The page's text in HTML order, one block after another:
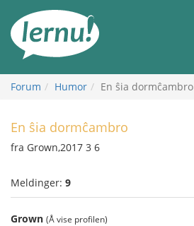
innholdet
Forum Humor En ŝia dormĉambro
En ŝia dormĉambro
fra Grown,2017 3 6
Meldinger: 9
Grown (Å vise profilen)